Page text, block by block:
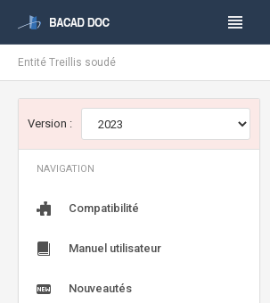
Entité Treillis soudé
Version :
NAVIGATION
Compatibilité
Manuel utilisateur
Nouveautés